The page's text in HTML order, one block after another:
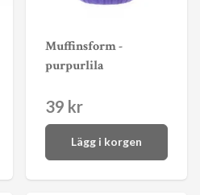
Muffinsform -
purpurlila
39 kr
Lägg i korgen